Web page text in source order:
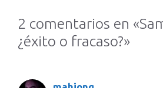
2 comentarios en
¿éxito o fracaso?»